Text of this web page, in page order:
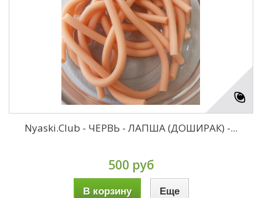
Nyaski.Club - ЧЕРВЬ - ЛАПША (ДОШИРАК) -...
500 руб
В корзину Еще